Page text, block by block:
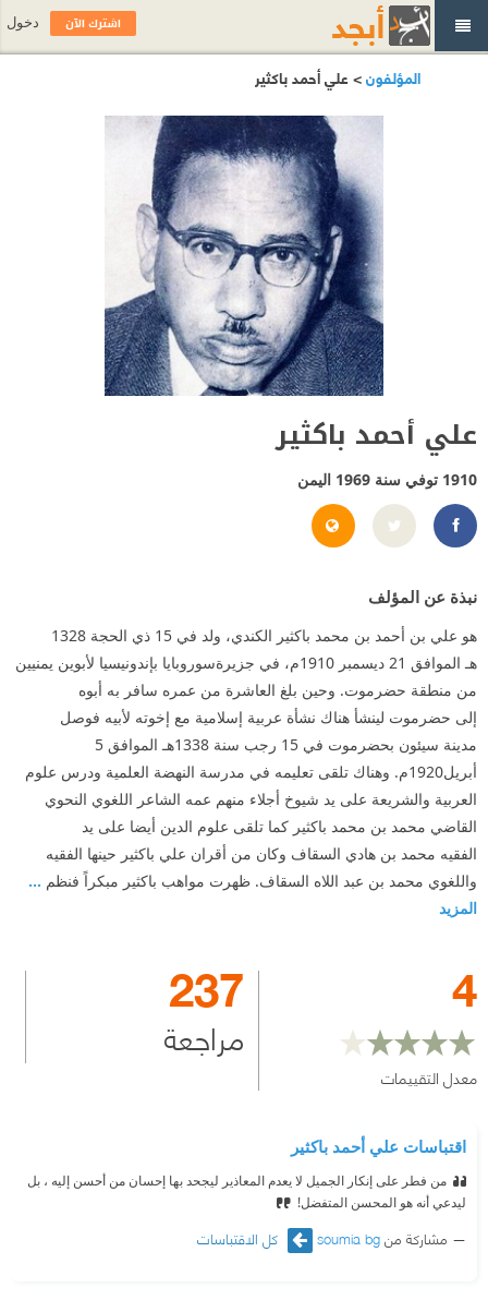
المؤلفون> علي أحمد باكثير
علي أحمد باكثير
1910 توفي سنة 1969 اليمن
127853957231925
نبذة عن المؤلف
هو علي بن أحمد بن محمد باكثير الكندي، ولد في 15 ذي الحجة 1328
هـ الموافق 21 ديسمبر 1910م، في جزيرةسوروبايا بإندونيسيا لأبوين يمنيين
من منطقة حضرموت. وحين بلغ العاشرة من عمره سافر به أبوه
إلى حضرموت لينشأ هناك نشأة عربية إسلامية مع إخوته لأبيه فوصل
مدينة سيئون بحضرموت في 15 رجب سنة 1338هـ الموافق 5
أبريل1920م. وهناك تلقى تعليمه في مدرسة النهضة العلمية ودرس علوم
العربية والشريعة على يد شيوخ أجلاء منهم عمه الشاعر اللغوي النحوي
القاضي محمد بن محمد باكثير كما تلقى علوم الدين أيضا على يد
الفقيه محمد بن هادي السقاف وكان من أقران علي باكثير حينها الفقيه
واللغوي محمد بن عبد اللاه السقاف. ظهرت مواهب باكثير مبكراً فنظم ...
المزيد
4
معدل التقييمات
237
مراجعة
اقتباسات علي أحمد باكثير
من فطر على إنكار الجميل لا يعدم المعاذير ليجحد بها إحسان من أحسن إليه ، بل
ليدعي أنه هو المحسن المتفضل!
مشاركة منsoumia bg كل الاقتباسات
اشترك الآن دخول